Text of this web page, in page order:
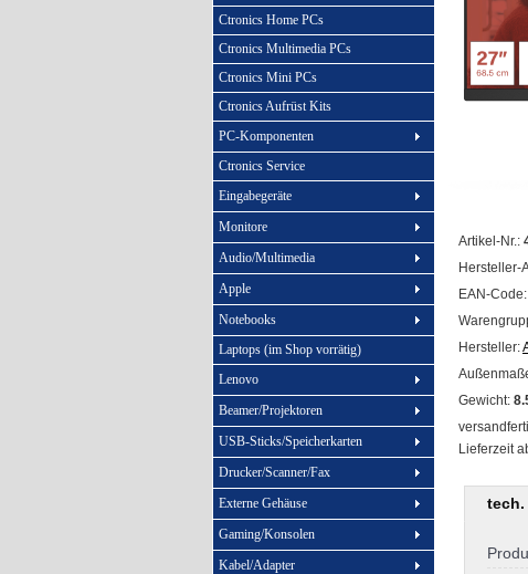
Ctronics Home PCs
Ctronics Multimedia PCs
Ctronics Mini PCs
Ctronics Aufrüst Kits
PC-Komponenten
Ctronics Service
Eingabegeräte
Monitore
Audio/Multimedia
Apple
Notebooks
Laptops (im Shop vorrätig)
Lenovo
Beamer/Projektoren
USB-Sticks/Speicherkarten
Drucker/Scanner/Fax
Externe Gehäuse
Gaming/Konsolen
Kabel/Adapter
Artikel-Nr.:
Hersteller-
EAN-Code:
Hersteller:
Gewicht:
Lieferzeit
tech.